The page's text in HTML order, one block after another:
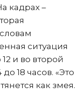
кадрах –
ситуация
и во второй
18 часов. «Это
как змея.